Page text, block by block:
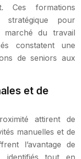
Ces formations
stratégique pour
marché du travail
constatent une
de seniors aux
et de
attirent de
manuelles et de
l’avantage de
identifiés tout en